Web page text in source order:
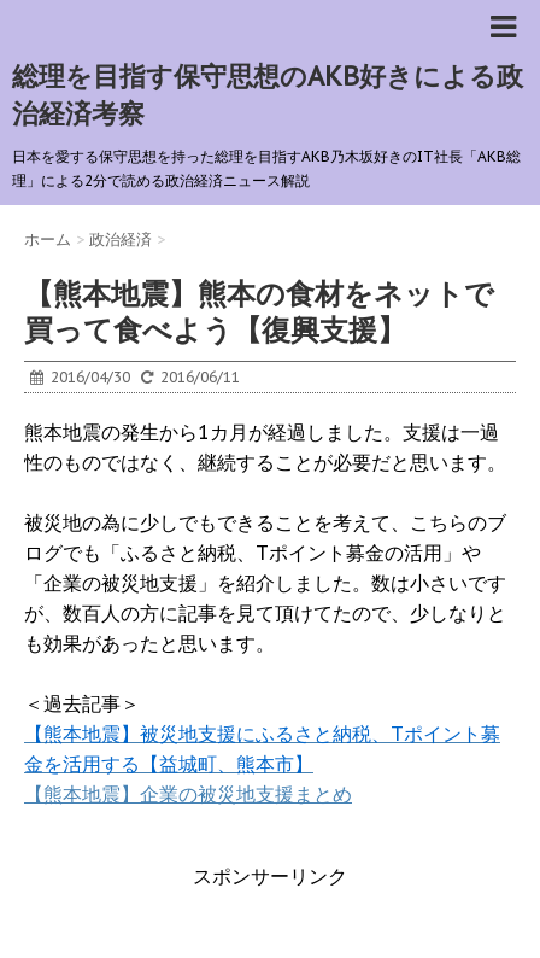
総理を目指す保守思想のAKB好きによる政
治経済考察
日本を愛する保守思想を持った総理を目指すAKB乃木坂好きのIT社長「AKB総
理」による2分で読める政治経済ニュース解説
ホーム > 政治経済 >
【熊本地震】熊本の食材をネットで
買って食べよう【復興支援】
2016/04/30 2016/06/11
熊本地震の発生から1カ月が経過しました。支援は一過
性のものではなく、継続することが必要だと思います。
被災地の為に少しでもできることを考えて、こちらのブ
ログでも「ふるさと納税、Tポイント募金の活用」や
「企業の被災地支援」を紹介しました。数は小さいです
が、数百人の方に記事を見て頂けてたので、少しなりと
も効果があったと思います。
＜過去記事＞
【熊本地震】被災地支援にふるさと納税、Tポイント募
金を活用する【益城町、熊本市】
【熊本地震】企業の被災地支援まとめ
スポンサーリンク